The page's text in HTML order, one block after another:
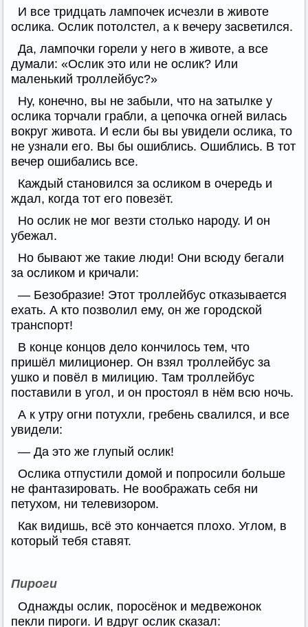
И все тридцать лампочек исчезли в животе
ослика. Ослик потолстел, а к вечеру засветился.
Да, лампочки горели у него в животе, а все
думали: «Ослик это или не ослик? Или
маленький троллейбус?»
Ну, конечно, вы не забыли, что на затылке у
ослика торчали грабли, а цепочка огней вилась
вокруг живота. И если бы вы увидели ослика, то
не узнали его. Вы бы ошиблись. Ошиблись. В тот
вечер ошибались все.
Каждый становился за осликом в очередь и
ждал, когда тот его повезёт.
Но ослик не мог везти столько народу. И он
убежал.
Но бывают же такие люди! Они всюду бегали
за осликом и кричали:
— Безобразие! Этот троллейбус отказывается
ехать. А кто позволил ему, он же городской
транспорт!
В конце концов дело кончилось тем, что
пришёл милиционер. Он взял троллейбус за
ушко и повёл в милицию. Там троллейбус
поставили в угол, и он простоял в нём всю ночь.
А к утру огни потухли, гребень свалился, и все
увидели:
— Да это же глупый ослик!
Ослика отпустили домой и попросили больше
не фантазировать. Не воображать себя ни
петухом, ни телевизором.
Как видишь, всё это кончается плохо. Углом, в
который тебя ставят.
Пироги
Однажды ослик, поросёнок и медвежонок
пекли пироги. И вдруг ослик сказал: